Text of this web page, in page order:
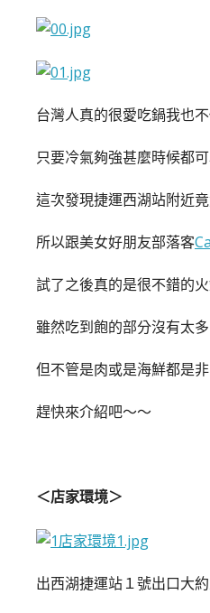
台灣人真的很愛吃鍋我也不
只要冷氣夠強甚麼時候都可
這次發現捷運西湖站附近
所以跟美女好朋友部落客
試了之後真的是很不錯的火
雖然吃到飽的部分沒有太多
但不管是肉或是海鮮都是
趕快來介紹吧～～
＜店家環境＞
出西湖捷運站１號出口大